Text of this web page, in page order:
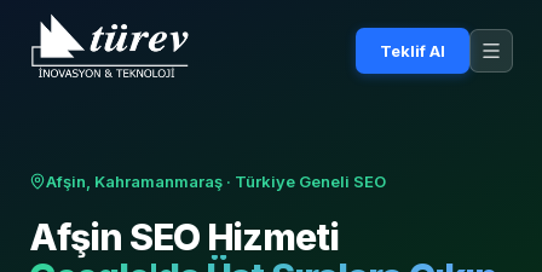
Teklif Al
Afşin, Kahramanmaraş · Türkiye Geneli SEO
Afşin SEO Hizmeti